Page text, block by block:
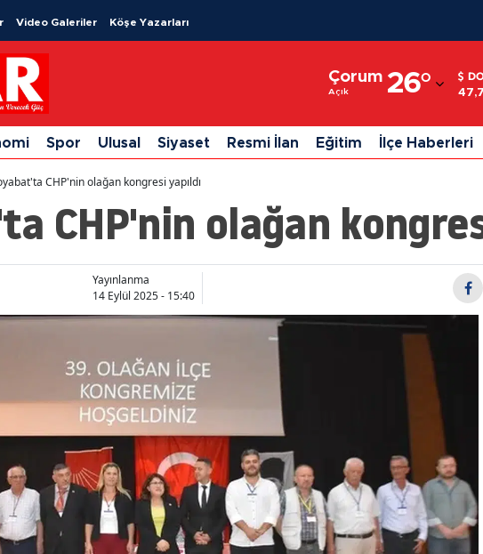
Video Galeriler Köşe Yazarları
Çorum
Açık 26°
Adıyaman
Afyonkarahisar
Ağrı
Ankara
Bingöl
Bitlis
Bolu
Spor Ulusal Siyaset Resmi İlan Eğitim İlçe Haberleri
CHP'nin olağan kongresi yapıldı
CHP'nin olağan
Yayınlanma
14 Eylül 2025 - 15:40